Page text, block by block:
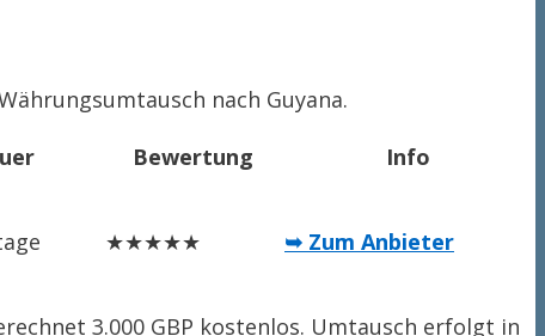
nach Guyana.
Bewertung Info
★★★★★ ➥ Zum Anbieter
3.000 GBP kostenlos. Umtausch erfolgt in